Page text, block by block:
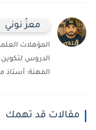
معزّ نوني
المؤهلات
المهنة: أستاذ
مقالات قد تهمك